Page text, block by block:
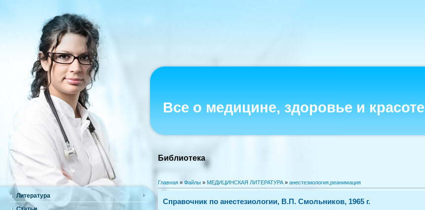
Литература
Все о медицине, здоровье и красоте
Библиотека
Главная » Файлы » МЕДИЦИНСКАЯ ЛИТЕРАТУРА » анестезиология,реанимация
Справочник по анестезиологии, В.П. Смольников, 1965 г.